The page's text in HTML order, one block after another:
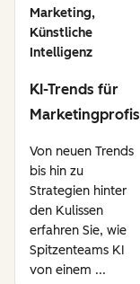
Marketing,
Künstliche
Intelligenz
KI-Trends für
Marketingprofis
Von neuen Trends
bis hin zu
Strategien hinter
den Kulissen
erfahren Sie, wie
Spitzenteams KI
von einem ...